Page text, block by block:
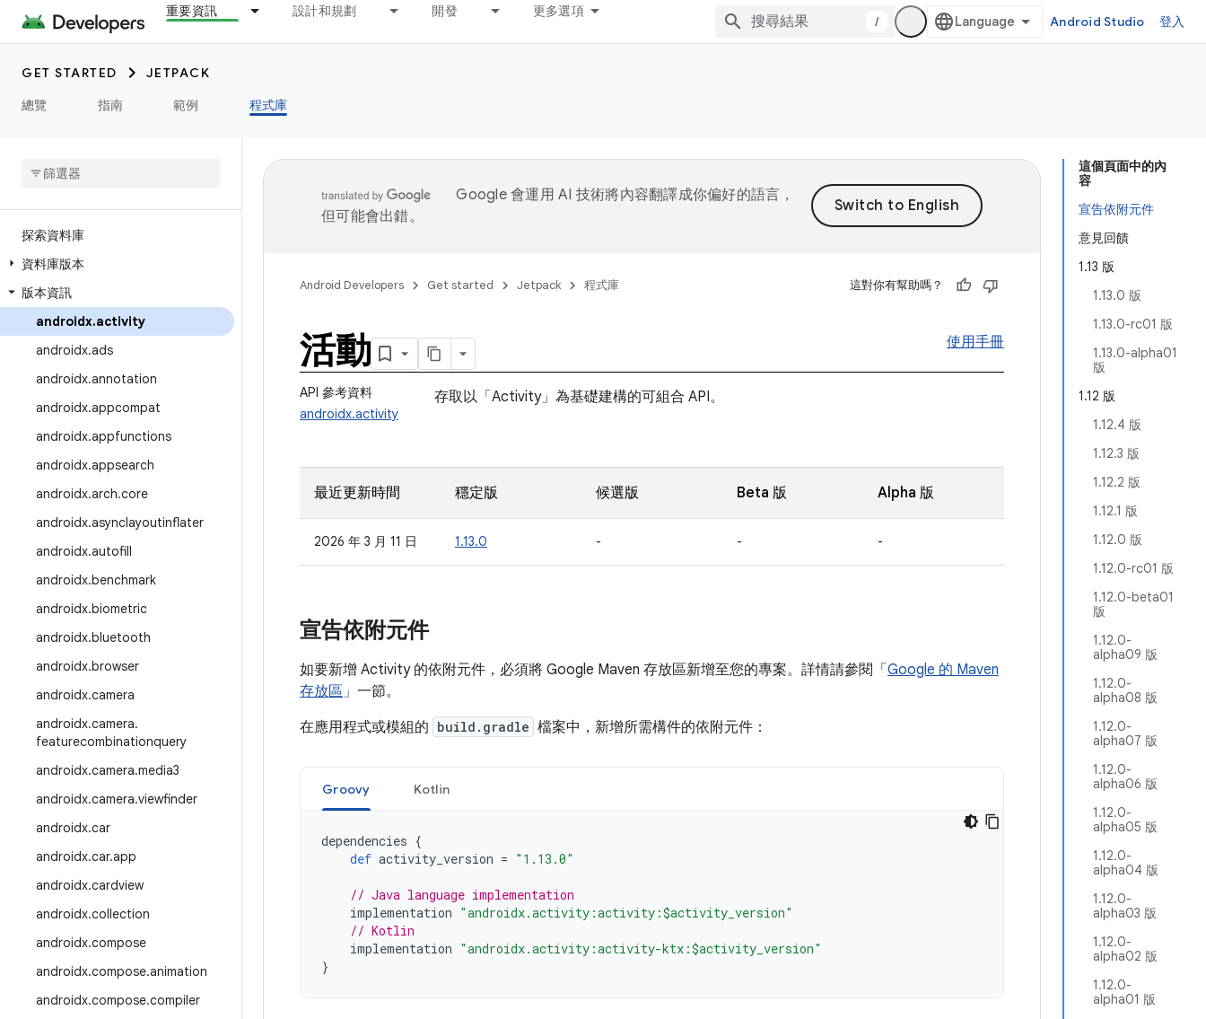
重要資訊 設計和規劃 開發 更多選項
/ Android Studio 登入
GET STARTED
JETPACK
總覽
指南 範例 程式庫
探索資料庫
資料庫版本
版本資訊
androidx.activity
androidx.ads
androidx.annotation
androidx.appcompat
androidx.appfunctions
androidx.appsearch
androidx.arch.core
androidx.asynclayoutinflater
androidx.autofill
androidx.benchmark
androidx.biometric
androidx.bluetooth
androidx.browser
androidx.camera
androidx.camera.
featurecombinationquery
androidx.camera.media3
androidx.camera.viewfinder
androidx.car
androidx.car.app
androidx.cardview
androidx.collection
androidx.compose
androidx.compose.animation
androidx.compose.compiler
這個頁面中的內
容
宣告依附元件
意見回饋
1.13 版
1.13.0 版
1.13.0-rc01 版
1.13.0-alpha01
版
1.12 版
1.12.4 版
1.12.3 版
1.12.2 版
1.12.1 版
1.12.0 版
1.12.0-rc01 版
1.12.0-beta01
版
1.12.0-
alpha09 版
1.12.0-
alpha08 版
1.12.0-
alpha07 版
1.12.0-
alpha06 版
1.12.0-
alpha05 版
1.12.0-
alpha04 版
1.12.0-
alpha03 版
1.12.0-
alpha02 版
1.12.0-
alpha01 版
Google 會運用 AI 技術將內容翻譯成你偏好的語言，
但可能會出錯。
Android Developers Get started Jetpack 程式庫 這對你有幫助嗎？
活動 使用手冊
API 參考資料
androidx.activity
存取以「Activity」為基礎建構的可組合 API。
最近更新時間 穩定版 候選版 Beta 版 Alpha 版
2026 年 3 月 11 日 1.13.0 - - -
宣告依附元件
如要新增 Activity 的依附元件，必須將 Google Maven 存放區新增至您的專案。詳情請參閱「 Google 的 Maven
存放區」一節。
在應用程式或模組的 build.gradle 檔案中，新增所需構件的依附元件：
Groovy Kotlin
dependencies {
def activity_version = "1.13.0"
// Java language implementation
implementation "androidx.activity:activity:$activity_version"
// Kotlin
implementation "androidx.activity:activity-ktx:$activity_version"
}